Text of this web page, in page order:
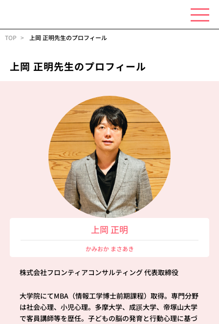
TOP 上岡 正明先生のプロフィール
上岡 正明先生のプロフィール
上岡 正明
かみおか まさあき
株式会社フロンティアコンサルティング 代表取締役
大学院にてMBA（情報工学博士前期課程）取得。専門分野
は社会心理、小児心理。多摩大学、成蹊大学、帝塚山大学
で客員講師等を歴任。子どもの脳の発育と行動心理に基づ